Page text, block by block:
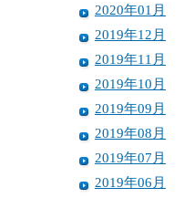
2020年01月
2019年12月
2019年11月
2019年10月
2019年09月
2019年08月
2019年07月
2019年06月